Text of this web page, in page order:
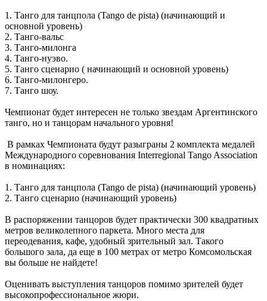
1. Танго для танцпола (Tango de pista) (начинающий и
основной уровень)
2. Танго-вальс
3. Танго-милонга
4. Танго-нуэво.
5. Танго сценарио ( начинающий и основной уровень)
6. Танго-милонгеро.
7. Танго шоу.
Чемпионат будет интересен не только звездам Аргентинского
танго, но и танцорам начального уровня!
В рамках Чемпионата будут разыграны 2 комплекта медалей
Международного соревнования Interregional Tango Association
в номинациях:
1. Танго для танцпола (Tango de pista) (начинающий уровень)
2. Танго сценарио (начинающий уровень)
В распоряжении танцоров будет практически 300 квадратных
метров великолепного паркета. Много места для
переодевания, кафе, удобный зрительный зал. Такого
большого зала, да еще в 100 метрах от метро Комсомольская
вы больше не найдете!
Оценивать выступления танцоров помимо зрителей будет
высокопрофессиональное жюри.